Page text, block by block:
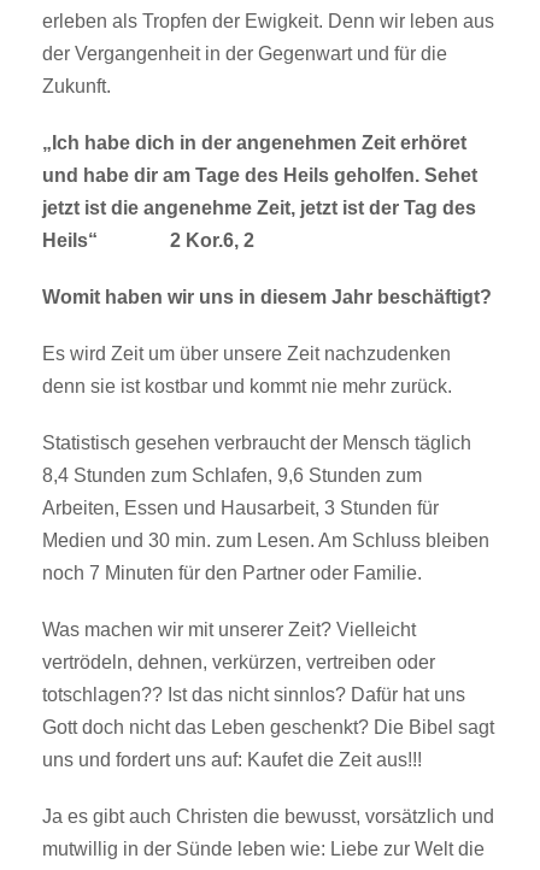
erleben als Tropfen der Ewigkeit. Denn wir leben aus
der Vergangenheit in der Gegenwart und für die
Zukunft.
„Ich habe dich in der angenehmen Zeit erhöret
und habe dir am Tage des Heils geholfen. Sehet
jetzt ist die angenehme Zeit, jetzt ist der Tag des
Heils“ 2 Kor.6, 2
Womit haben wir uns in diesem Jahr beschäftigt?
Es wird Zeit um über unsere Zeit nachzudenken
denn sie ist kostbar und kommt nie mehr zurück.
Statistisch gesehen verbraucht der Mensch täglich
8,4 Stunden zum Schlafen, 9,6 Stunden zum
Arbeiten, Essen und Hausarbeit, 3 Stunden für
Medien und 30 min. zum Lesen. Am Schluss bleiben
noch 7 Minuten für den Partner oder Familie.
Was machen wir mit unserer Zeit? Vielleicht
vertrödeln, dehnen, verkürzen, vertreiben oder
totschlagen?? Ist das nicht sinnlos? Dafür hat uns
Gott doch nicht das Leben geschenkt? Die Bibel sagt
uns und fordert uns auf: Kaufet die Zeit aus!!!
Ja es gibt auch Christen die bewusst, vorsätzlich und
mutwillig in der Sünde leben wie: Liebe zur Welt die